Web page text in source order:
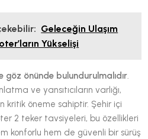
Geleceğin Ulaşım
Yükselişi
göz önünde bulundurulmalıdır.
ve yansıtıcıların varlığı,
kritik öneme sahiptir. Şehir içi
2 teker tavsiyeleri, bu özellikleri
konforlu hem de güvenli bir sürüş